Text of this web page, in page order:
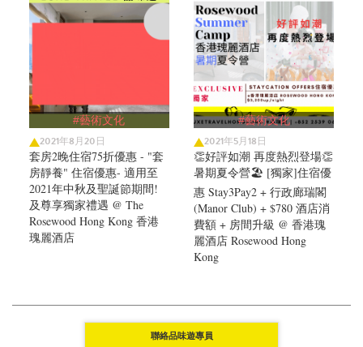
#藝術文化
2021年8月20日
套房2晚住宿75折優惠 - "套
房靜養" 住宿優惠- 適用至
2021年中秋及聖誕節期間!
及尊享獨家禮遇 @ The
Rosewood Hong Kong 香港
瑰麗酒店
#藝術文化
2021年5月18日
👏好評如潮 再度熱烈登場👏
暑期夏令營🏖️ [獨家]住宿優
惠 Stay3Pay2 + 行政廊瑞閣
(Manor Club) + $780 酒店消
費額 + 房間升級 @ 香港瑰
麗酒店 Rosewood Hong
Kong
聯絡品味遊專員